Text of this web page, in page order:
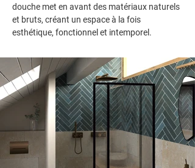
douche met en avant des matériaux naturels
et bruts, créant un espace à la fois
esthétique, fonctionnel et intemporel.